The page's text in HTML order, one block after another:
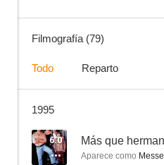
Un día en Nueva York
6.5
Filmografía (79)
Todo Reparto
1995
6.0 Más que
Aparece como